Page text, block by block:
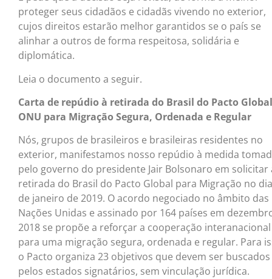
proteger seus cidadãos e cidadãs vivendo no exterior,
cujos direitos estarão melhor garantidos se o país se
alinhar a outros de forma respeitosa, solidária e
diplomática.
Leia o documento a seguir.
Carta de repúdio à retirada do Brasil do Pacto
ONU para Migração Segura, Ordenada e Regular
Nós, grupos de brasileiros e brasileiras residentes no
exterior, manifestamos nosso repúdio à medida
pelo governo do presidente Jair Bolsonaro em solicitar
retirada do Brasil do Pacto Global para Migração no
de janeiro de 2019. O acordo negociado no âmbito das
Nações Unidas e assinado por 164 países em
2018 se propõe a reforçar a cooperação interanacional
para uma migração segura, ordenada e regular. Para
o Pacto organiza 23 objetivos que devem ser buscados
pelos estados signatários, sem vinculação jurídica.